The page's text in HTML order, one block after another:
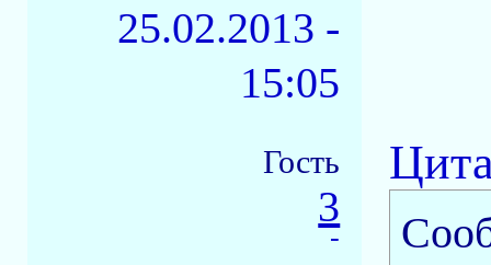
25.02.2013 -
15:05
Гость
3
-